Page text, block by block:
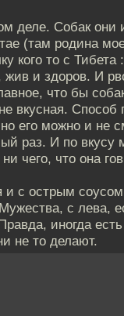
деле. Собак они
(там родина
кого то с
жив и здоров. И
что бы
вкусная. Способ
его можно и не
раз. И по вкусу
чего, что она
и с острым
с лева,
иногда
не то делают.